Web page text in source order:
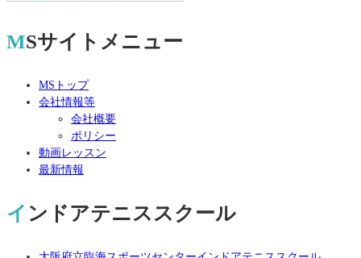
MSサイトメニュー
MSトップ
会社情報等
会社概要
ポリシー
動画レッスン
最新情報
インドアテニススクール